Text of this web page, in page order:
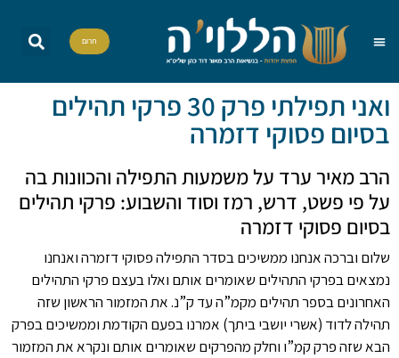
תרום
ואני תפילתי פרק 30 פרקי תהילים
בסיום פסוקי דזמרה
הרב מאיר ערד על משמעות התפילה והכוונות בה
על פי פשט, דרש, רמז וסוד והשבוע: פרקי תהילים
בסיום פסוקי דזמרה
שלום וברכה אנחנו ממשיכים בסדר התפילה פסוקי דזמרה ואנחנו
נמצאים בפרקי התהילים שאומרים אותם ואלו בעצם פרקי התהילים
האחרונים בספר תהילים מקמ”ה עד ק”נ. את המזמור הראשון שזה
תהילה לדוד (אשרי יושבי ביתך) אמרנו בפעם הקודמת וממשיכים בפרק
הבא שזה פרק קמ”ו וחלק מהפרקים שאומרים אותם ונקרא את המזמור